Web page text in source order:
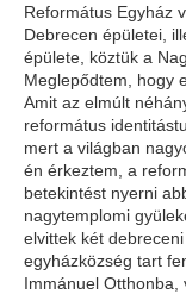
Református Egyház
Debrecen épületei,
épülete, köztük a
Meglepődtem, hogy
Amit az elmúlt
református
mert a világban
én érkeztem, a
betekintést nyerni
nagytemplomi
elvittek két
egyházközség tart
Immánuel Otthonba,